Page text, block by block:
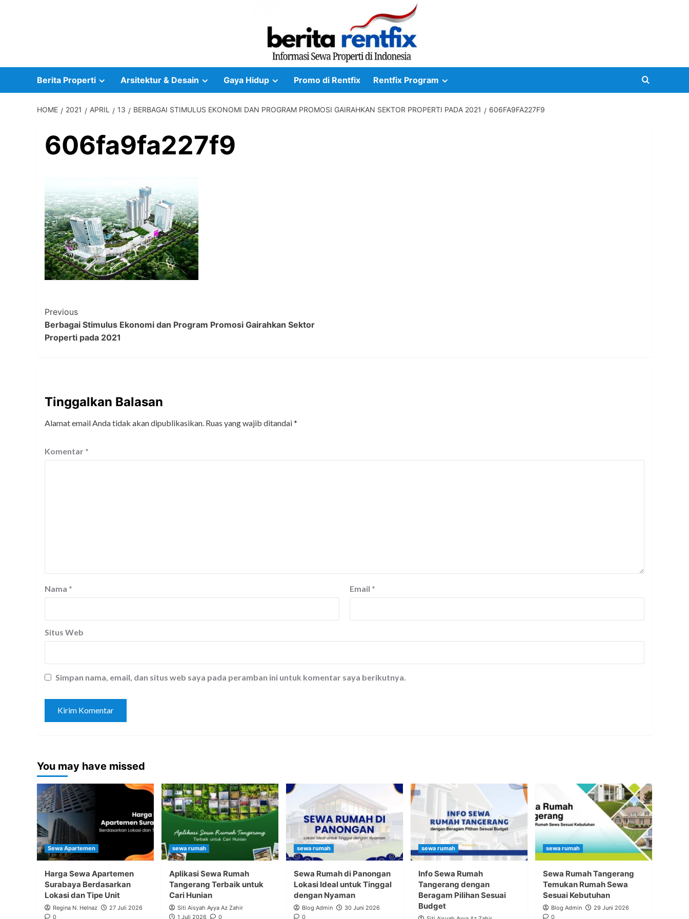
Berita Properti Arsitektur & Desain Gaya Hidup Promo di Rentfix Rentfix Program
HOME 2021 APRIL 13 BERBAGAI STIMULUS EKONOMI DAN PROGRAM PROMOSI GAIRAHKAN SEKTOR PROPERTI PADA 2021 606FA9FA227F9
606fa9fa227f9
Post
Navigation
Previous
Berbagai Stimulus Ekonomi dan Program Promosi Gairahkan Sektor
Properti pada 2021
Tinggalkan Balasan
Alamat email Anda tidak akan dipublikasikan. Ruas yang wajib ditandai*
Komentar *
Nama * Email *
Situs Web
Simpan nama, email, dan situs web saya pada peramban ini untuk komentar saya berikutnya.
You may have missed
Sewa Apartemen
Harga Sewa Apartemen
Surabaya Berdasarkan
Lokasi dan Tipe Unit
Regina N. Helnaz
27 Juli 2026
0
sewa rumah
Aplikasi Sewa Rumah
Tangerang Terbaik untuk
Cari Hunian
Siti Aisyah Ayya Az Zahir
1 Juli 2026
0
sewa rumah
Sewa Rumah di Panongan
Lokasi Ideal untuk Tinggal
dengan Nyaman
Blog Admin
30 Juni 2026
0
sewa rumah
Info Sewa Rumah
Tangerang dengan
Beragam Pilihan Sesuai
Budget
sewa rumah
Sewa Rumah Tangerang
Temukan Rumah Sewa
Sesuai Kebutuhan
Blog Admin
29 Juni 2026
0